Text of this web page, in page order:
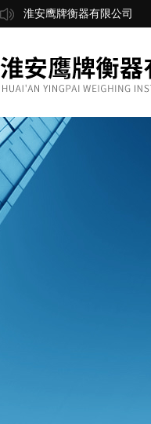
淮安鹰牌衡器有限公司